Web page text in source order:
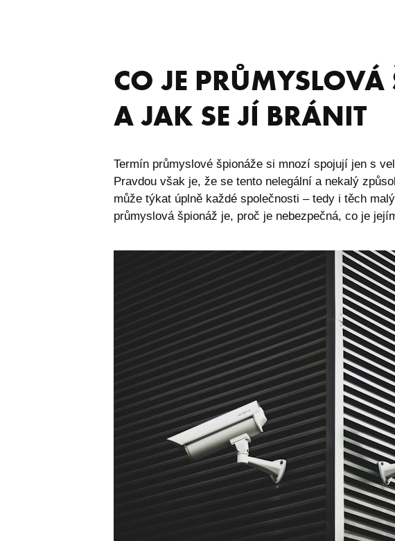
CO JE
​A JAK SE JÍ BRÁNIT
Termín průmyslové špionáže si mnozí spojují jen s
Pravdou však je, že se tento nelegální a nekalý
může týkat úplně každé společnosti – tedy i těch
průmyslová špionáž je, proč je nebezpečná, co je